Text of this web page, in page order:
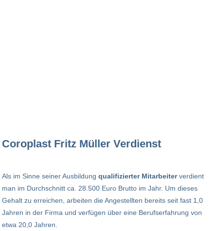
Coroplast Fritz Müller Verdienst
Als im Sinne seiner Ausbildung qualifizierter Mitarbeiterverdient
man im Durchschnitt ca. 28.500 Euro Brutto im Jahr. Um dieses
Gehalt zu erreichen, arbeiten die Angestellten bereits seit fast 1,0
Jahren in der Firma und verfügen über eine Berufserfahrung von
etwa 20,0 Jahren.